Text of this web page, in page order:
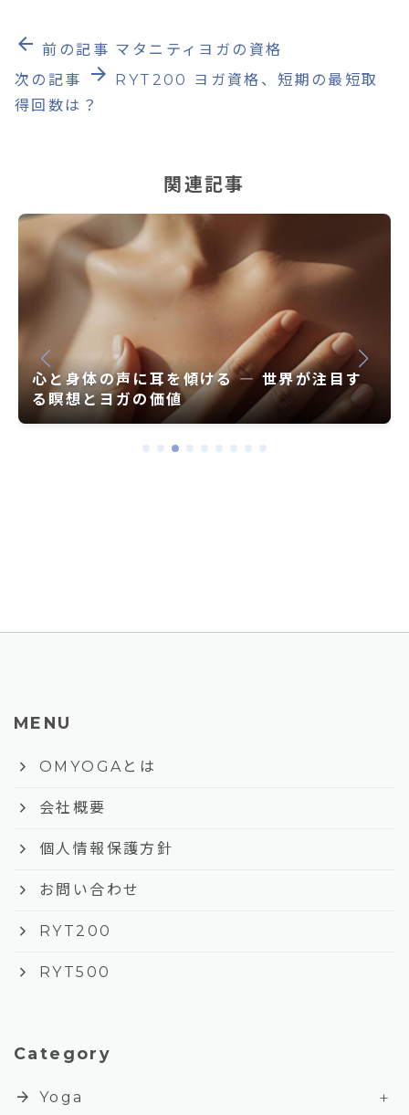
arrow_back 前の記事 マタニティヨガの資格
次の記事
arrow_forward RYT200 ヨガ資格、短期の最短取
得回数は？
関連記事
心と身体の声に耳を傾ける ― 世界が注目す
る瞑想とヨガの価値
MENU
keyboard_arrow_right OMYOGAとは
keyboard_arrow_right 会社概要
keyboard_arrow_right 個人情報保護方針
keyboard_arrow_right お問い合わせ
keyboard_arrow_right RYT200
keyboard_arrow_right RYT500
Category
arrow_forward Yoga
+